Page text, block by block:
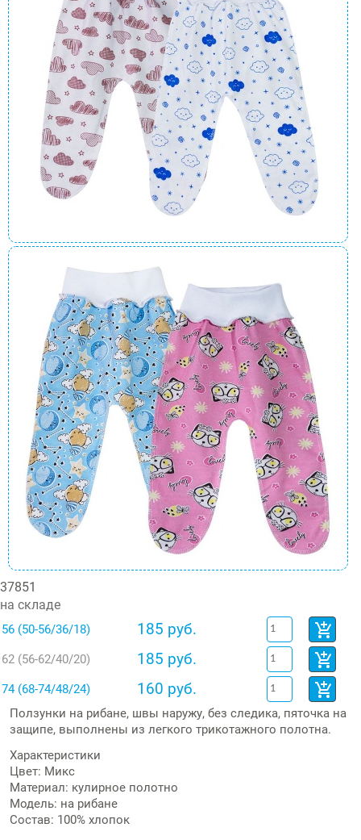
37851
на складе
56 (50-56/36/18) 185 руб.
62 (56-62/40/20) 185 руб.
74 (68-74/48/24) 160 руб.
Ползунки на рибане, швы наружу, без следика, пяточка на
защипе, выполнены из легкого трикотажного полотна.
Характеристики
Цвет: Микс
Материал: кулирное полотно
Модель: на рибане
Состав: 100% хлопок